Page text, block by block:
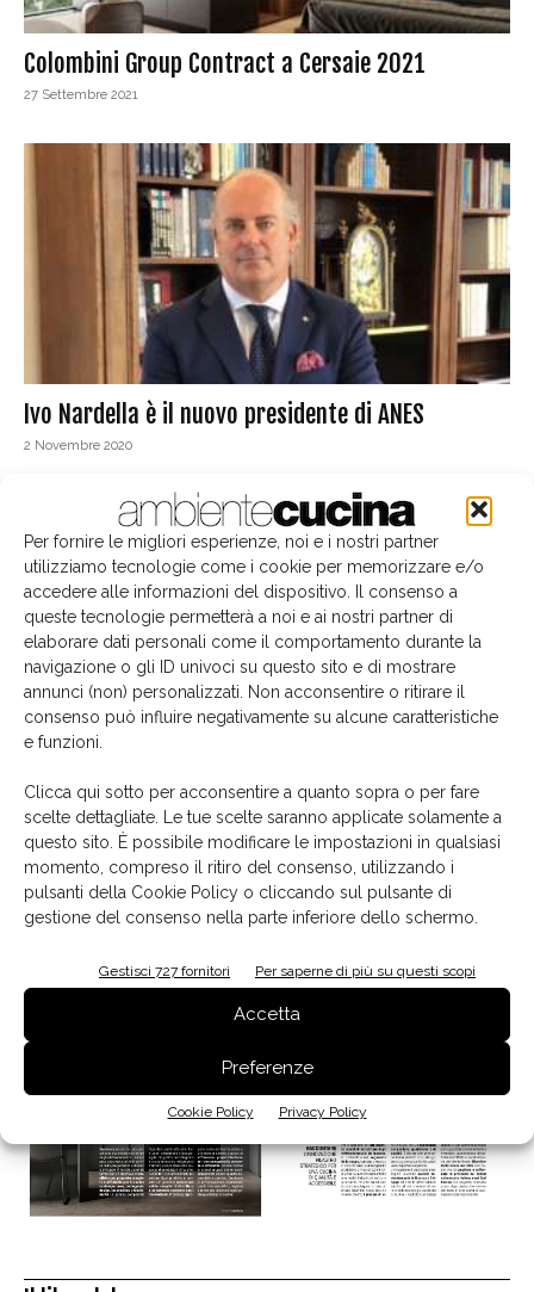
Per fornire le migliori esperienze, noi e i nostri partner
utilizziamo tecnologie come i cookie per memorizzare e/o
accedere alle informazioni del dispositivo. Il consenso a
queste tecnologie permetterà a noi e ai nostri partner di
elaborare dati personali come il comportamento durante la
navigazione o gli ID univoci su questo sito e di mostrare
annunci (non) personalizzati. Non acconsentire o ritirare il
consenso può influire negativamente su alcune caratteristiche
e funzioni.
Clicca qui sotto per acconsentire a quanto sopra o per fare
scelte dettagliate. Le tue scelte saranno applicate solamente a
questo sito. È possibile modificare le impostazioni in qualsiasi
momento, compreso il ritiro del consenso, utilizzando i
pulsanti della Cookie Policy o cliccando sul pulsante di
gestione del consenso nella parte inferiore dello schermo.
Gestisci 727 fornitori Per saperne di più su questi scopi
Accetta
Preferenze
Cookie Policy Privacy Policy
Colombini Group Contract a Cersaie 2021
27 Settembre 2021
Ivo Nardella è il nuovo presidente di ANES
2 Novembre 2020
La biblioteca dei brand